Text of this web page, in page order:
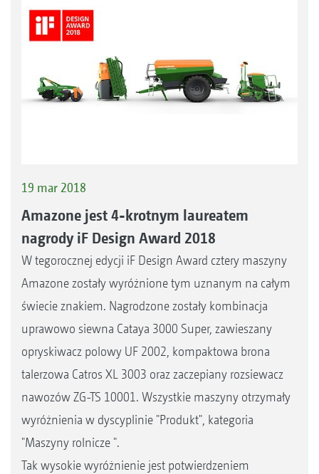
19 mar 2018
Amazone jest 4-krotnym laureatem
nagrody iF Design Award 2018
W tegorocznej edycji iF Design Award cztery maszyny
Amazone zostały wyróżnione tym uznanym na całym
świecie znakiem. Nagrodzone zostały kombinacja
uprawowo siewna Cataya 3000 Super, zawieszany
opryskiwacz polowy UF 2002, kompaktowa brona
talerzowa Catros XL 3003 oraz zaczepiany rozsiewacz
nawozów ZG-TS 10001. Wszystkie maszyny otrzymały
wyróżnienia w dyscyplinie "Produkt", kategoria
"Maszyny rolnicze ".
Tak wysokie wyróżnienie jest potwierdzeniem